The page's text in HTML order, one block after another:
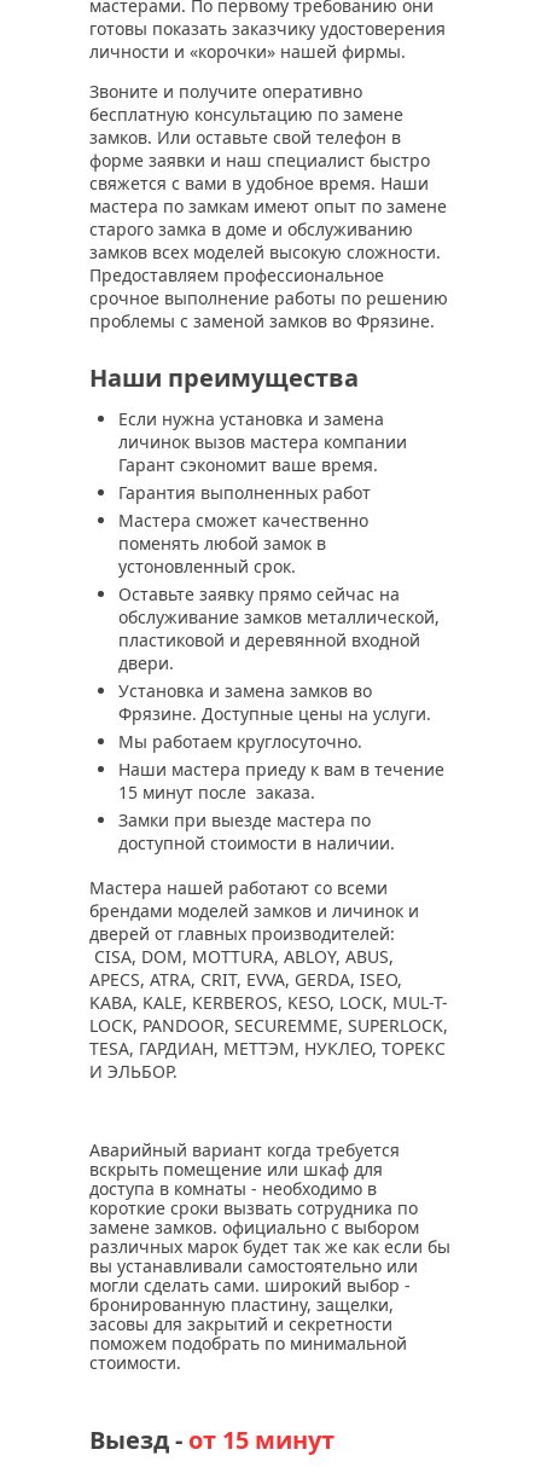
мастерами. По первому требованию они
готовы показать заказчику удостоверения
личности и «корочки» нашей фирмы.
Звоните и получите оперативно
бесплатную консультацию по замене
замков. Или оставьте свой телефон в
форме заявки и наш специалист быстро
свяжется с вами в удобное время. Наши
мастера по замкам имеют опыт по замене
старого замка в доме и обслуживанию
замков всех моделей высокую сложности.
Предоставляем профессиональное
срочное выполнение работы по решению
проблемы с заменой замков во Фрязине.
Наши преимущества
Если нужна установка и замена
личинок вызов мастера компании
Гарант сэкономит ваше время.
Гарантия выполненных работ
Мастера сможет качественно
поменять любой замок в
устоновленный срок.
Оставьте заявку прямо сейчас на
обслуживание замков металлической,
пластиковой и деревянной входной
двери.
Установка и замена замков во
Фрязине. Доступные цены на услуги.
Мы работаем круглосуточно.
Наши мастера приеду к вам в течение
15 минут после заказа.
Замки при выезде мастера по
доступной стоимости в наличии.
Мастера нашей работают со всеми
брендами моделей замков и личинок и
дверей от главных производителей:
CISA, DOM, MOTTURA, ABLOY, ABUS,
APECS, ATRA, CRIT, EVVA, GERDA, ISEO,
KABA, KALE, KERBEROS, KESO, LOCK, MUL-T-
LOCK, PANDOOR, SECUREMME, SUPERLOCK,
TESA, ГАРДИАН, МЕТТЭМ, НУКЛЕО, ТОРЕКС
И ЭЛЬБОР.
Аварийный вариант когда требуется
вскрыть помещение или шкаф для
доступа в комнаты - необходимо в
короткие сроки вызвать сотрудника по
замене замков. официально с выбором
различных марок будет так же как если бы
вы устанавливали самостоятельно или
могли сделать сами. широкий выбор -
бронированную пластину, защелки,
засовы для закрытий и секретности
поможем подобрать по минимальной
стоимости.
Выезд - от 15 минут